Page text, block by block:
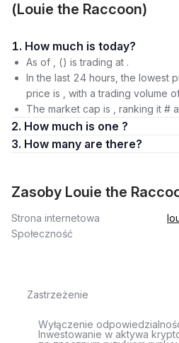
(Louie the Raccoon)
1. How much is today?
As of , () is trading at .
In the last 24 hours, the lowest
price is , with a trading volume
The market cap is , ranking it #
2. How much is one ?
3. How many are there?
Zasoby Louie the
Strona internetowa
Społeczność
Zastrzeżenie
Wyłączenie
Inwestowanie w aktywa